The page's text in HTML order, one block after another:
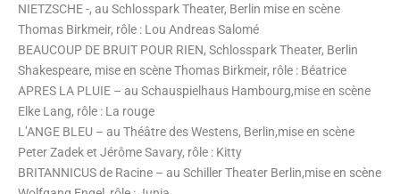
NIETZSCHE -, au Schlosspark Theater, Berlin mise en scène
Thomas Birkmeir, rôle : Lou Andreas Salomé
BEAUCOUP DE BRUIT POUR RIEN, Schlosspark Theater, Berlin
Shakespeare, mise en scène Thomas Birkmeir, rôle : Béatrice
APRES LA PLUIE – au Schauspielhaus Hambourg,mise en scène
Elke Lang, rôle : La rouge
L’ANGE BLEU – au Théâtre des Westens, Berlin,mise en scène
Peter Zadek et Jérôme Savary, rôle : Kitty
BRITANNICUS de Racine – au Schiller Theater Berlin,mise en scène